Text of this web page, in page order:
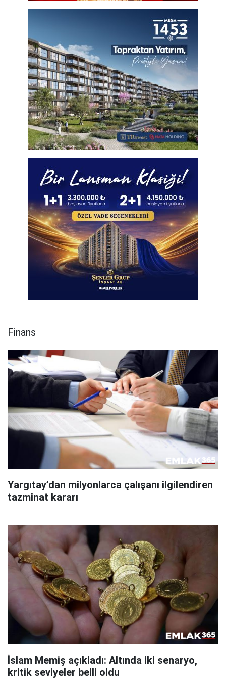
Finans
Yargıtay’dan milyonlarca çalışanı ilgilendiren
tazminat kararı
İslam Memiş açıkladı: Altında iki senaryo,
kritik seviyeler belli oldu